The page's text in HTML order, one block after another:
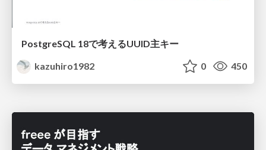
PostgreSQL 18で考えるUUID主キー
kazuhiro1982
0 450